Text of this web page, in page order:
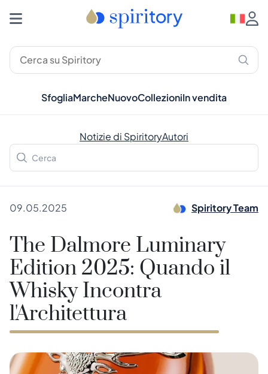
SfogliaMarcheNuovoCollezioniIn vendita
Notizie di SpiritoryAutori
09.05.2025 Spiritory Team
The Dalmore Luminary
Edition 2025: Quando il
Whisky Incontra
l'Architettura